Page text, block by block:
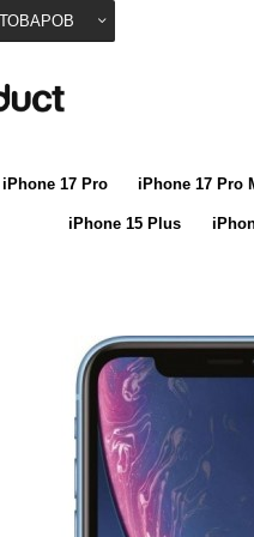
iPhone 17 Pro iPhone 17 Pro
iPhone 15 Plus